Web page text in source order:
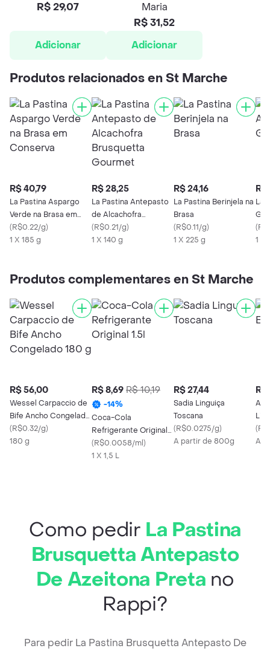
R$ 29,07
Adicionar
Maria
R$ 31,52
Adicionar
Produtos relacionados en St Marche
R$ 40,79
La Pastina Aspargo
Verde na Brasa em
Conserva
(R$0.22/g)
1 X 185 g
R$ 28,25
La Pastina Antepasto
de Alcachofra
Brusquetta Gourmet
(R$0.21/g)
1 X 140 g
R$ 24,16
La Pastina Berinjela na
Brasa
(R$0.11/g)
1 X 225 g
R$
La
(
1 X
Produtos complementares en St Marche
R$ 56,00
Wessel Carpaccio de
Bife Ancho Congelado
180 g
(R$0.32/g)
180 g
R$ 8,69 R$ 10,19
-14%
Coca-Cola
Refrigerante Original
1.5l
(R$0.0058/ml)
1 X 1,5 L
R$ 27,44
Sadia Linguiça
Toscana
(R$0.0275/g)
A partir de 800g
R$
(
Como pedir La Pastina
Brusquetta Antepasto
De Azeitona Preta no
Rappi?
Para pedir La Pastina Brusquetta Antepasto De